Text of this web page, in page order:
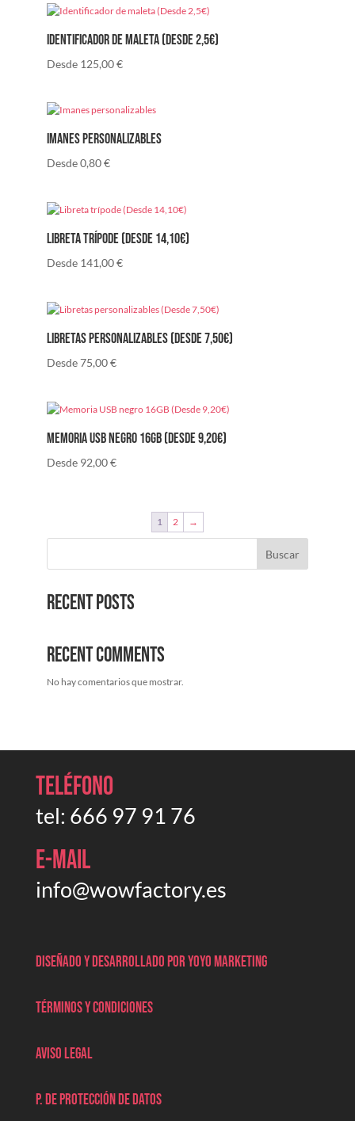
Identificador de maleta (Desde 2,5€)
Desde 125,00€
Imanes personalizables
Desde0,80€
Libreta trípode (Desde 14,10€)
Desde 141,00€
Libretas personalizables (Desde 7,50€)
Desde75,00€
Memoria USB negro 16GB (Desde 9,20€)
Desde 92,00€
1 2 →
Buscar
Recent Posts
Recent Comments
No hay comentarios que mostrar.
Teléfono
tel: 666 97 91 76
E-mail
info@wowfactory.es
Diseñado y desarrollado por Yoyo marketing
Términos y condiciones
Aviso legal
P. de protección de datos